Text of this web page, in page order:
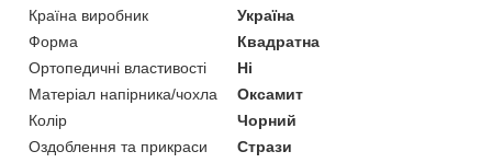
Країна виробник
Україна
Форма
Квадратна
Ортопедичні властивості
Ні
Матеріал напірника/чохла
Оксамит
Колір
Чорний
Оздоблення та прикраси
Стрази